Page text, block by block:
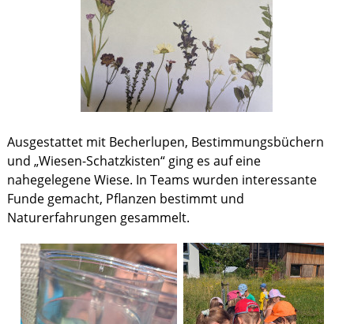
Ausgestattet mit Becherlupen, Bestimmungsbüchern
und „Wiesen-Schatzkisten“ ging es auf eine
nahegelegene Wiese. In Teams wurden interessante
Funde gemacht, Pflanzen bestimmt und
Naturerfahrungen gesammelt.